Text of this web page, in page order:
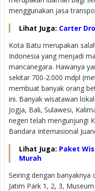
menggunakan jasa
Lihat Juga: Carter
Kota Batu merupakan
Indonesia yang menjadi
mancanegara. Hawanya
sekitar 700-2.000 mdpl
membuat banyak orang
ini. Banyak wisatawan
Jogja, Bali, Sulawesi,
negeri telah mengunjungi
Bandara Internasional
Lihat Juga: Paket
Murah
Seiring dengan
Jatim Park 1, 2, 3,